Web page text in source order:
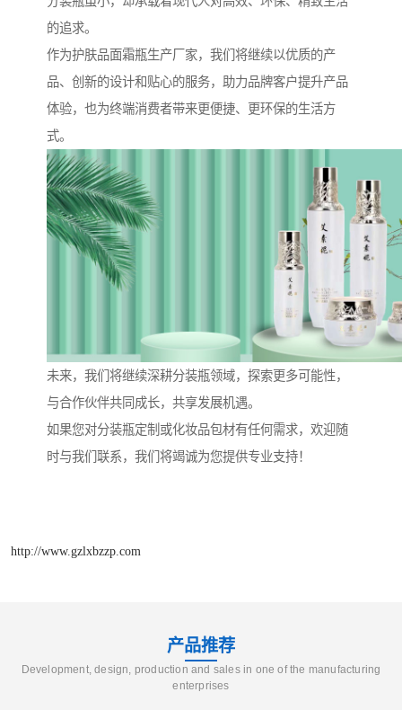
的追求。
作为护肤品面霜瓶生产厂家，我们将继续以优质的产
品、创新的设计和贴心的服务，助力品牌客户提升产品
体验，也为终端消费者带来更便捷、更环保的生活方
式。
未来，我们将继续深耕分装瓶领域，探索更多可能性，
与合作伙伴共同成长，共享发展机遇。
如果您对分装瓶定制或化妆品包材有任何需求，欢迎随
时与我们联系，我们将竭诚为您提供专业支持！
http://www.gzlxbzzp.com
产品推荐
Development, design, production and sales in one of the manufacturing
enterprises